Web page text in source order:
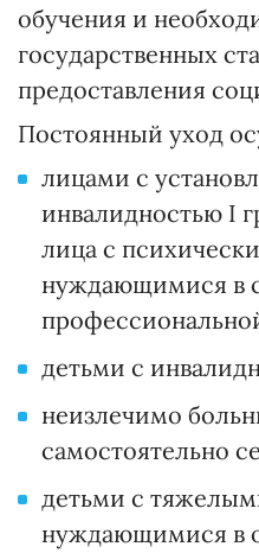
обучения и
государственных
предоставления
Постоянный уход
лицами с
инвалидностью I
лица с
нуждающимися в
детьми с
неизлечимо
самостоятельно
детьми с
нуждающимися в